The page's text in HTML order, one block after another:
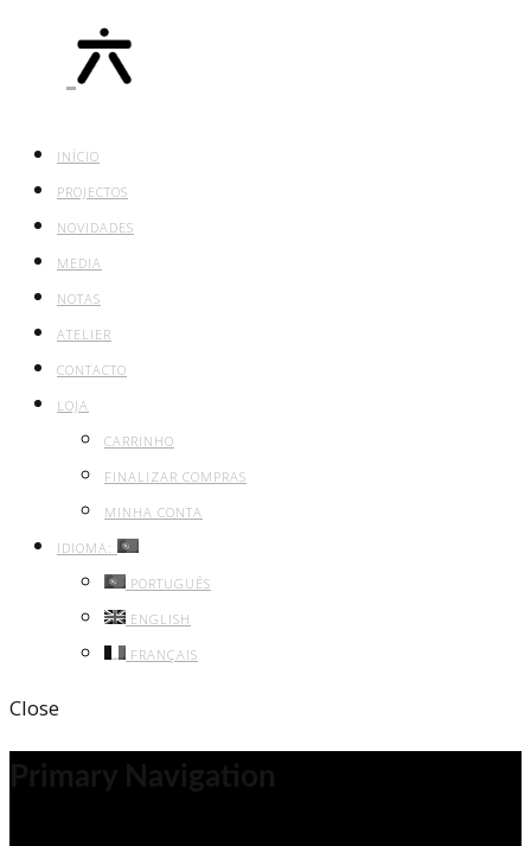
INÍCIO
PROJECTOS
NOVIDADES
MEDIA
NOTAS
ATELIER
CONTACTO
LOJA
CARRINHO
FINALIZAR COMPRAS
MINHA CONTA
IDIOMA:
PORTUGUÊS
ENGLISH
FRANÇAIS
Close